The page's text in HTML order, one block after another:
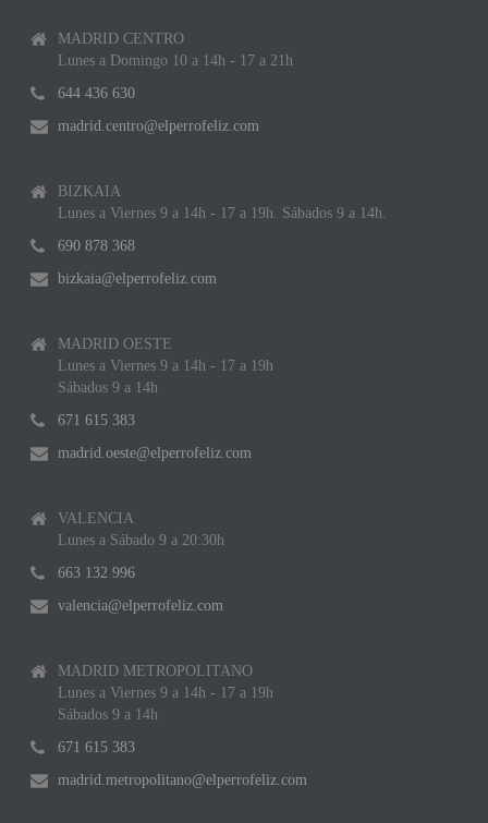
MADRID CENTRO
Lunes a Domingo 10 a 14h - 17 a 21h
644 436 630
madrid.centro@elperrofeliz.com
BIZKAIA
Lunes a Viernes 9 a 14h - 17 a 19h. Sábados 9 a 14h.
690 878 368
bizkaia@elperrofeliz.com
MADRID OESTE
Lunes a Viernes 9 a 14h - 17 a 19h
Sábados 9 a 14h
671 615 383
madrid.oeste@elperrofeliz.com
VALENCIA
Lunes a Sábado 9 a 20:30h
663 132 996
valencia@elperrofeliz.com
MADRID METROPOLITANO
Lunes a Viernes 9 a 14h - 17 a 19h
Sábados 9 a 14h
671 615 383
madrid.metropolitano@elperrofeliz.com